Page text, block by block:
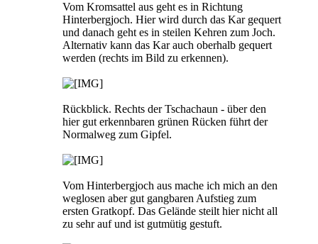
Vom Kromsattel aus geht es in Richtung
Hinterbergjoch. Hier wird durch das Kar gequert
und danach geht es in steilen Kehren zum Joch.
Alternativ kann das Kar auch oberhalb gequert
werden (rechts im Bild zu erkennen).
Rückblick. Rechts der Tschachaun - über den
hier gut erkennbaren grünen Rücken führt der
Normalweg zum Gipfel.
Vom Hinterbergjoch aus mache ich mich an den
weglosen aber gut gangbaren Aufstieg zum
ersten Gratkopf. Das Gelände steilt hier nicht all
zu sehr auf und ist gutmütig gestuft.